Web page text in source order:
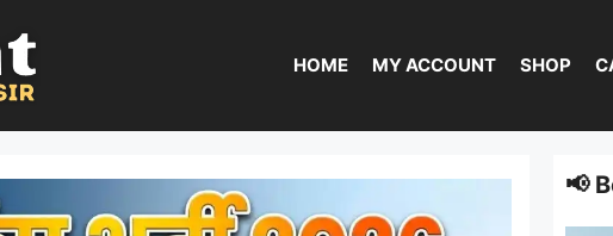
HOME MY ACCOUNT SHOP
📢